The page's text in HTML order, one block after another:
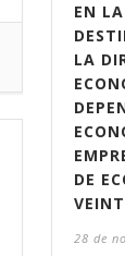
EN
LA
DE
28 de